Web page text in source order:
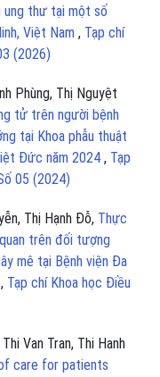
ung thư tại một số
Việt Nam , Tạp chí
(2026)
Phùng, Thị Nguyệt
tử trên người bệnh
tại Khoa phẫu thuật
Đức năm 2024 , Tạp
05 (2024)
Thị Hạnh Đỗ, Thực
trên đối tượng
mê tại Bệnh viện Đa
, Tạp chí Khoa học Điều
Van Tran, Thi Hanh
care for patients